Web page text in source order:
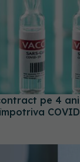
pe 4 ani